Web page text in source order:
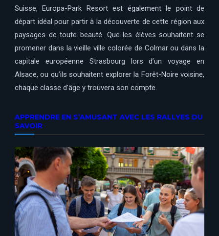
Suisse, Europa-Park Resort est également le point de
départ idéal pour partir à la découverte de cette région aux
paysages de toute beauté. Que les élèves souhaitent se
promener dans la vieille ville colorée de Colmar ou dans la
capitale européenne Strasbourg lors d’un voyage en
Alsace, ou qu’ils souhaitent explorer la Forêt-Noire voisine,
chaque classe d’âge y trouvera son compte.
APPRENDRE EN S’AMUSANT AVEC LES RALLYES DU
SAVOIR